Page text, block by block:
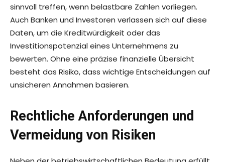
sinnvoll treffen, wenn belastbare Zahlen vorliegen.
Auch Banken und Investoren verlassen sich auf diese
Daten, um die Kreditwürdigkeit oder das
Investitionspotenzial eines Unternehmens zu
bewerten. Ohne eine präzise finanzielle Übersicht
besteht das Risiko, dass wichtige Entscheidungen auf
unsicheren Annahmen basieren.
Rechtliche Anforderungen und
Vermeidung von Risiken